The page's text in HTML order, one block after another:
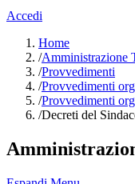
Accedi
Home
/Amministrazione
/Provvedimenti
/Provvedimenti
/Provvedimenti
/Decreti del